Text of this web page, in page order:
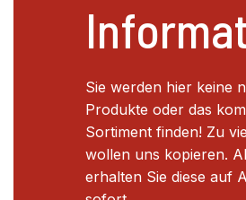
Sie werden hier keine
Produkte oder das
Sortiment finden! Zu
wollen uns kopieren.
erhalten Sie diese auf